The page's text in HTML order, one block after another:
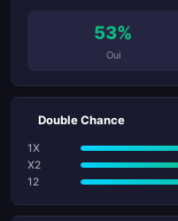
53%
Oui
Double Chance
1X
X2
12